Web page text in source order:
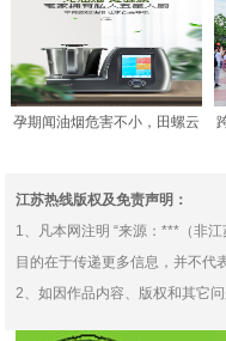
孕期闻油烟危害不小，田螺云
江苏热线版权及免责声明：
1、凡本网注明 “来源：***（非
目的在于传递更多信息，并不代
2、如因作品内容、版权和其它